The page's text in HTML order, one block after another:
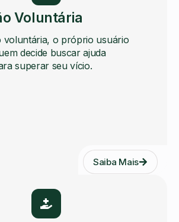
Voluntária
voluntária, o próprio usuário
decide buscar ajuda
superar seu vício.
Saiba Mais